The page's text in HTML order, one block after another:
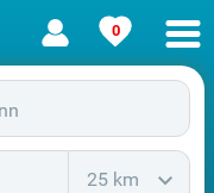
0
25 km